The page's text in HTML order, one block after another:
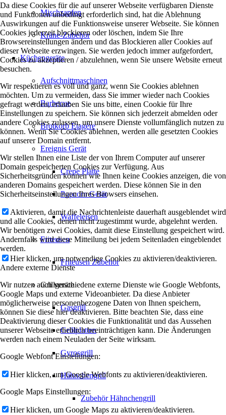
Mischzapfen
Kräne-Zubehör
Küchengeräte
Aufschnittmaschinen
Barbecue
Brotkorb Etagère
Ereignis Gerät
Crepe Platte
Popcorn Gerät
Waffeleisen
Friteusen
Friteusen Zubehör
Grillgeräte
Gasgrill
Grillplatten
Gyrosgrill
Hähnchengrill
Zubehör Hähnchengrill
Da diese Cookies für die auf unserer Webseite verfügbaren Dienste
und Funktionen unbedingt erforderlich sind, hat die Ablehnung
Auswirkungen auf die Funktionsweise unserer Webseite. Sie können
Cookies jederzeit blockieren oder löschen, indem Sie Ihre
Browsereinstellungen ändern und das Blockieren aller Cookies auf
dieser Webseite erzwingen. Sie werden jedoch immer aufgefordert,
Cookies zu akzeptieren / abzulehnen, wenn Sie unsere Website erneut
besuchen.
Wir respektieren es voll und ganz, wenn Sie Cookies ablehnen
möchten. Um zu vermeiden, dass Sie immer wieder nach Cookies
gefragt werden, erlauben Sie uns bitte, einen Cookie für Ihre
Einstellungen zu speichern. Sie können sich jederzeit abmelden oder
andere Cookies zulassen, um unsere Dienste vollumfänglich nutzen zu
können. Wenn Sie Cookies ablehnen, werden alle gesetzten Cookies
auf unserer Domain entfernt.
Wir stellen Ihnen eine Liste der von Ihrem Computer auf unserer
Domain gespeicherten Cookies zur Verfügung. Aus
Sicherheitsgründen können wie Ihnen keine Cookies anzeigen, die von
anderen Domains gespeichert werden. Diese können Sie in den
Sicherheitseinstellungen Ihres Browsers einsehen.
Aktivieren, damit die Nachrichtenleiste dauerhaft ausgeblendet wird
und alle Cookies, denen nicht zugestimmt wurde, abgelehnt werden.
Wir benötigen zwei Cookies, damit diese Einstellung gespeichert wird.
Andernfalls wird diese Mitteilung bei jedem Seitenladen eingeblendet
werden.
Hier klicken, um notwendige Cookies zu aktivieren/deaktivieren.
Andere externe Dienste
Wir nutzen auch verschiedene externe Dienste wie Google Webfonts,
Google Maps und externe Videoanbieter. Da diese Anbieter
möglicherweise personenbezogene Daten von Ihnen speichern,
können Sie diese hier deaktivieren. Bitte beachten Sie, dass eine
Deaktivierung dieser Cookies die Funktionalität und das Aussehen
unserer Webseite erheblich beeinträchtigen kann. Die Änderungen
werden nach einem Neuladen der Seite wirksam.
Google Webfont Einstellungen:
Hier klicken, um Google Webfonts zu aktivieren/deaktivieren.
Google Maps Einstellungen:
Hier klicken, um Google Maps zu aktivieren/deaktivieren.